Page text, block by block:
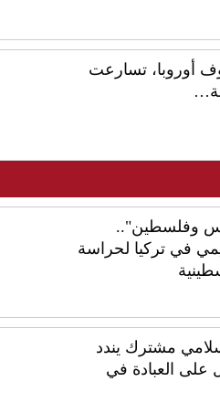
أوروبا، تسارعت
وفلسطين"..
في تركيا لحراسة
مشترك يندد
على العبادة في